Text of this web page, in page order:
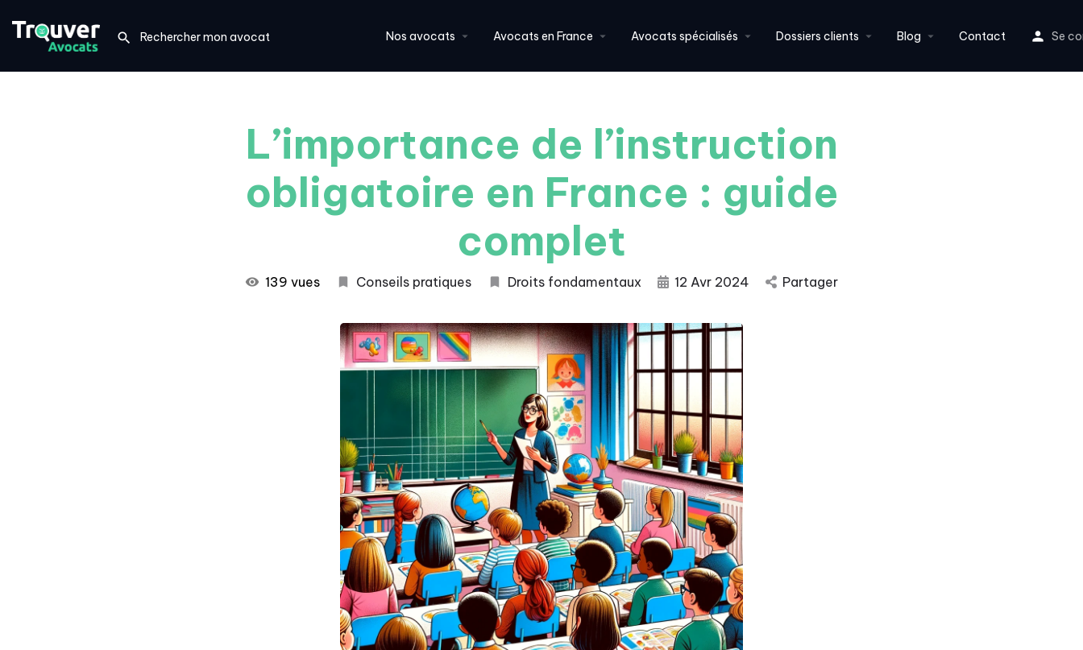
Nos avocats Avocats en France Avocats spécialisés Dossiers clients Blog Contact Se
L’importance de l’instruction
obligatoire en France : guide
complet
139 vues Conseils pratiques Droits fondamentaux 12 Avr 2024 Partager